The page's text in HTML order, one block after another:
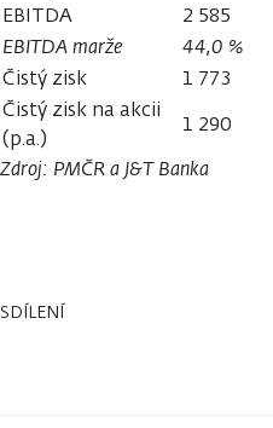
EBITDA
2 585
EBITDA marže
44,0 %
Čistý zisk
1 773
Čistý zisk na akcii
(p.a.)
1 290
Zdroj: PMČR a J&T Banka
SDÍLENÍ